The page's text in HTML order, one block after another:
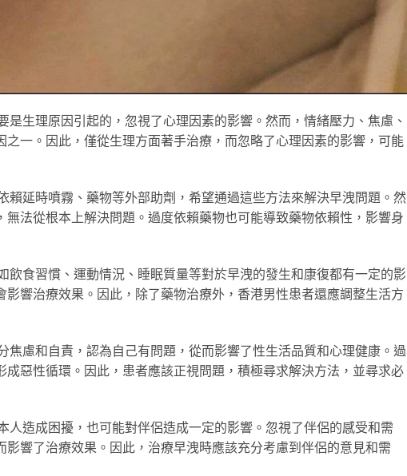
是生理原因引起的，忽視了心理因素的影響。然而，情緒壓力、焦慮、
之一。因此，僅從生理方面著手治療，而忽略了心理因素的影響，可能
賴延時噴霧、藥物等外部助劑，希望通過這些方法來解決早洩問題。然
法從根本上解決問題。過度依賴藥物也可能導致藥物依賴性，影響身
飲食習慣、運動情況、睡眠質量等對於早洩的發生和康復都有一定的影
響治療效果。因此，除了藥物治療外，香港男性患者還應調整生活方
焦慮和自責，認為自己有問題，從而影響了性生活品質和心理健康。過
成惡性循環。因此，患者應該正視問題，積極尋求解決方法，並尋求必
人造成困擾，也可能對伴侶造成一定的影響。忽視了伴侶的感受和需
響了治療效果。因此，治療早洩時應該充分考慮到伴侶的意見和需